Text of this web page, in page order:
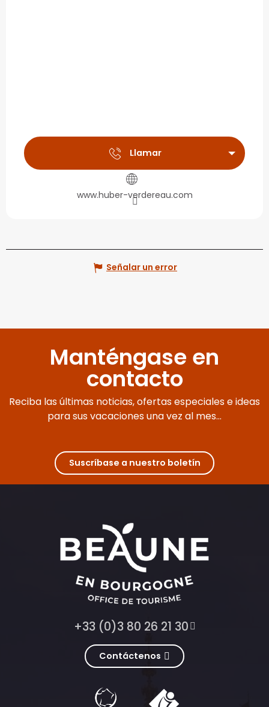
Llamar
www.huber-verdereau.com
Señalar un error
Manténgase en
contacto
Reciba las últimas noticias, ofertas especiales e ideas
para sus vacaciones una vez al mes...
Suscríbase a nuestro boletín
+33 (0)3 80 26 21 30
Contáctenos